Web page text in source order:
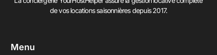
de vos locations saisonnières depuis 2017.
Menu